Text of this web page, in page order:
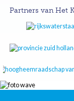
Partners van Het